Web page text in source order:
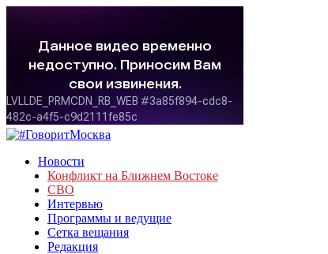
Новости
Конфликт на Ближнем Востоке
СВО
Интервью
Программы и ведущие
Сетка вещания
Редакция